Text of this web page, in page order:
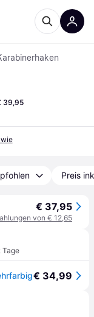
39,95
Preis
€ 37,95
von € 12,65
Tage
€ 34,99